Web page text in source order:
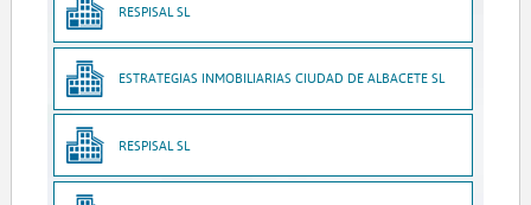
RESPISAL SL
ESTRATEGIAS INMOBILIARIAS CIUDAD DE ALBACETE SL
RESPISAL SL